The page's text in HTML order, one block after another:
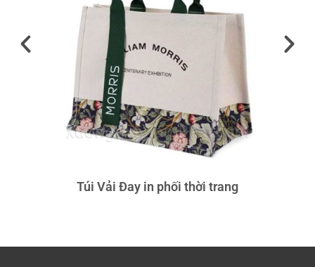
Túi Vải Đay in phối thời trang